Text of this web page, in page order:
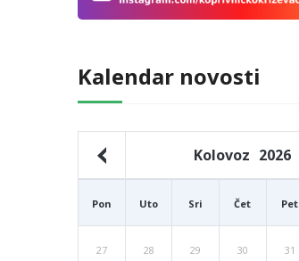
Kalendar novosti
Kolovoz 2026
Pon Uto Sri Čet Pet
27 28 29 30 31